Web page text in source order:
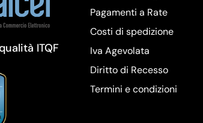
ITQF
Pagamenti a Rate
Costi di spedizione
Iva Agevolata
Diritto di Recesso
Termini e condizioni